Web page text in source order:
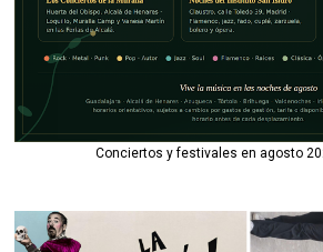
Conciertos y festivales en agosto